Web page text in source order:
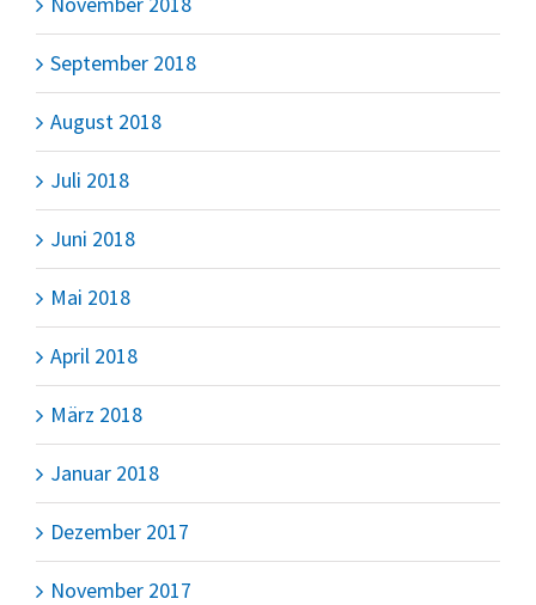
September 2018
August 2018
Juli 2018
Juni 2018
Mai 2018
April 2018
März 2018
Januar 2018
Dezember 2017
November 2017